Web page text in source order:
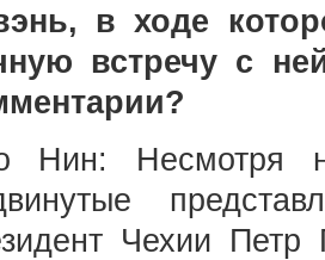
в ходе
встречу с
Нин: Несмотря
Чехии